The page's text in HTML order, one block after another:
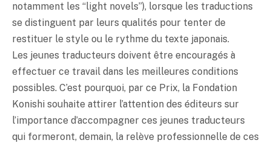
notamment les “light novels”), lorsque les traductions
se distinguent par leurs qualités pour tenter de
restituer le style ou le rythme du texte japonais.
Les jeunes traducteurs doivent être encouragés à
effectuer ce travail dans les meilleures conditions
possibles. C’est pourquoi, par ce Prix, la Fondation
Konishi souhaite attirer l’attention des éditeurs sur
l’importance d’accompagner ces jeunes traducteurs
qui formeront, demain, la relève professionnelle de ces